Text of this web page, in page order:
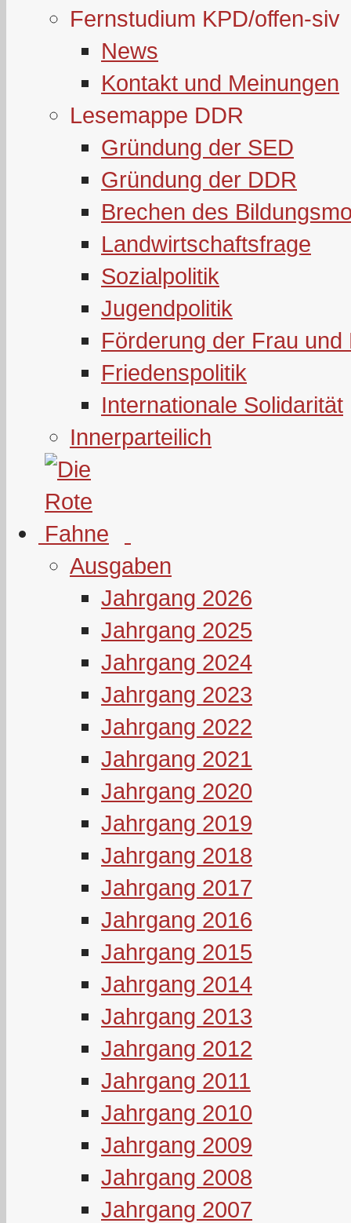
Fernstudium KPD/offen-siv
News
Kontakt und Meinungen
Lesemappe DDR
Gründung der SED
Gründung der DDR
Brechen des
Landwirtschaftsfrage
Sozialpolitik
Jugendpolitik
Förderung der Frau und
Friedenspolitik
Internationale Solidarität
Innerparteilich
Ausgaben
Jahrgang 2026
Jahrgang 2025
Jahrgang 2024
Jahrgang 2023
Jahrgang 2022
Jahrgang 2021
Jahrgang 2020
Jahrgang 2019
Jahrgang 2018
Jahrgang 2017
Jahrgang 2016
Jahrgang 2015
Jahrgang 2014
Jahrgang 2013
Jahrgang 2012
Jahrgang 2011
Jahrgang 2010
Jahrgang 2009
Jahrgang 2008
Jahrgang 2007